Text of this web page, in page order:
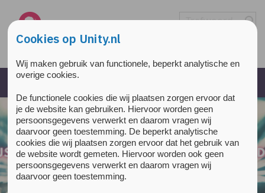
Cookies op Unity.nl
Wij maken gebruik van functionele, beperkt analytische en
overige cookies.
De functionele cookies die wij plaatsen zorgen ervoor dat
je de website kan gebruiken. Hiervoor worden geen
persoonsgegevens verwerkt en daarom vragen wij
daarvoor geen toestemming. De beperkt analytische
cookies die wij plaatsen zorgen ervoor dat het gebruik van
de website wordt gemeten. Hiervoor worden ook geen
persoonsgegevens verwerkt en daarom vragen wij
daarvoor geen toestemming.